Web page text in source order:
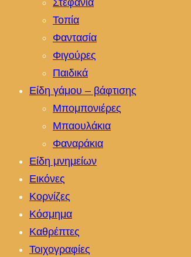
Στεφάνια
Τοπία
Φαντασία
Φιγούρες
Παιδικά
Είδη γάμου – βάφτισης
Μπομπονιέρες
Μπαουλάκια
Φαναράκια
Είδη μνημείων
Εικόνες
Κορνίζες
Κόσμημα
Καθρέπτες
Τοιχογραφίες